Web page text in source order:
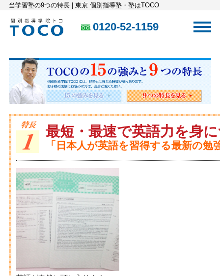
当学習塾の9つの特長 | 東京 個別指導塾・塾はTOCO
0120-52-1159
最短・最速で英語力を身
「日本人が英語を習得する最新の勉